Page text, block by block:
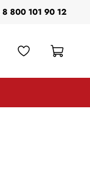
8 800 101 90 12